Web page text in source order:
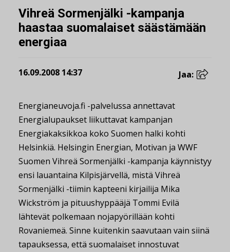
Vihreä Sormenjälki -kampanja
haastaa suomalaiset säästämään
energiaa
16.09.2008 14:37 Jaa:
Energianeuvoja.fi -palvelussa annettavat
Energialupaukset liikuttavat kampanjan
Energiakaksikkoa koko Suomen halki kohti
Helsinkiä. Helsingin Energian, Motivan ja WWF
Suomen Vihreä Sormenjälki -kampanja käynnistyy
ensi lauantaina Kilpisjärvellä, mistä Vihreä
Sormenjälki -tiimin kapteeni kirjailija Mika
Wickström ja pituushyppääjä Tommi Evilä
lähtevät polkemaan nojapyörillään kohti
Rovaniemeä. Sinne kuitenkin saavutaan vain siinä
tapauksessa, että suomalaiset innostuvat